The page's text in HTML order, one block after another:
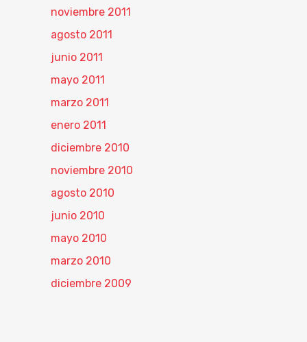
noviembre 2011
agosto 2011
junio 2011
mayo 2011
marzo 2011
enero 2011
diciembre 2010
noviembre 2010
agosto 2010
junio 2010
mayo 2010
marzo 2010
diciembre 2009